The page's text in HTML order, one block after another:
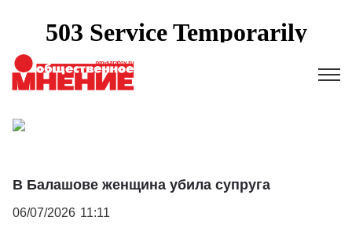
В Балашове женщина убила супруга
06/07/2026 11:11